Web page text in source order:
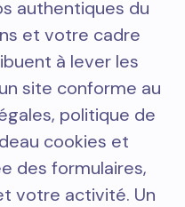
authentiques du
et votre cadre
à lever les
site conforme au
politique de
cookies et
des formulaires,
votre activité. Un